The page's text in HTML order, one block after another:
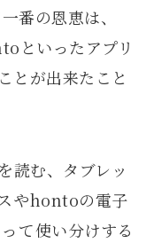
番の恩恵は、
といったアプリ
とが出来たこと
む、タブレッ
やhontoの電子
て使い分けする